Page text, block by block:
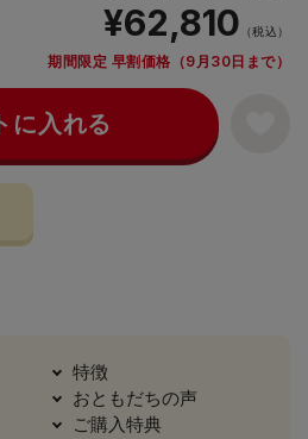
¥62,810 （税込）
期間限定 早割価格（9月30日まで）
に入れる
特徴
おともだちの声
ご購入特典